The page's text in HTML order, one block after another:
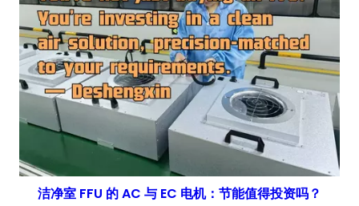
洁净室 FFU 的 AC 与 EC 电机：节能值得投资吗？